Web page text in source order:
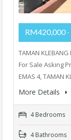
RM420,000
TAMAN
For Sale Asking
EMAS 4, TAMAN
More Details
4 Bedrooms
4 Bathrooms